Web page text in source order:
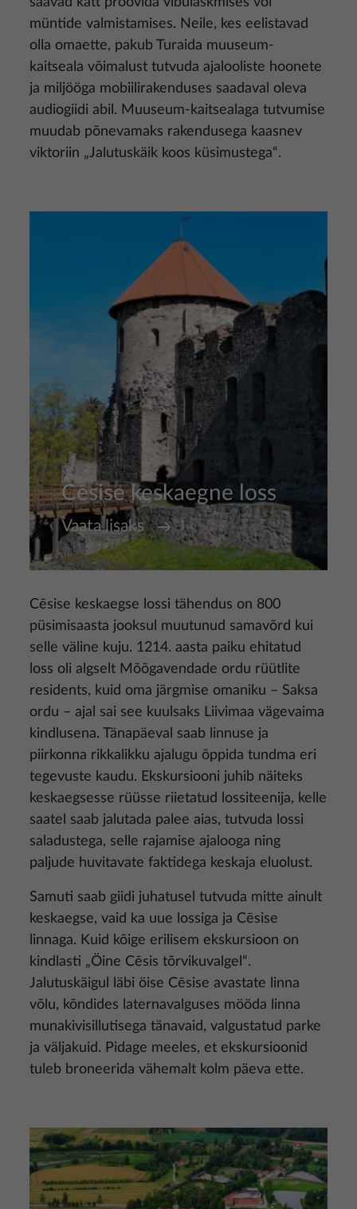
müntide valmistamises. Neile, kes eelistavad
olla omaette, pakub Turaida muuseum-
kaitseala võimalust tutvuda ajalooliste hoonete
ja miljööga mobiilirakenduses saadaval oleva
audiogiidi abil. Muuseum-kaitsealaga tutvumise
muudab põnevamaks rakendusega kaasnev
viktoriin „Jalutuskäik koos küsimustega“.
Cēsise keskaegne loss
Vaata lisaks
Cēsise keskaegse lossi tähendus on 800
püsimisaasta jooksul muutunud samavõrd kui
selle väline kuju. 1214. aasta paiku ehitatud
loss oli algselt Mõõgavendade ordu rüütlite
residents, kuid oma järgmise omaniku – Saksa
ordu – ajal sai see kuulsaks Liivimaa vägevaima
kindlusena. Tänapäeval saab linnuse ja
piirkonna rikkalikku ajalugu õppida tundma eri
tegevuste kaudu. Ekskursiooni juhib näiteks
keskaegsesse rüüsse riietatud lossiteenija, kelle
saatel saab jalutada palee aias, tutvuda lossi
saladustega, selle rajamise ajalooga ning
paljude huvitavate faktidega keskaja eluolust.
Samuti saab giidi juhatusel tutvuda mitte ainult
keskaegse, vaid ka uue lossiga ja Cēsise
linnaga. Kuid kõige erilisem ekskursioon on
kindlasti „Öine Cēsis tõrvikuvalgel“.
Jalutuskäigul läbi öise Cēsise avastate linna
võlu, kõndides laternavalguses mööda linna
munakivisillutisega tänavaid, valgustatud parke
ja väljakuid. Pidage meeles, et ekskursioonid
tuleb broneerida vähemalt kolm päeva ette.
Pilt